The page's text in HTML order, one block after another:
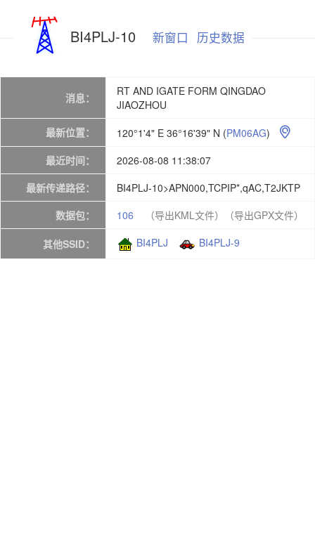
BI4PLJ-10 新窗口 历史数据
消息：
RT AND IGATE FORM QINGDAO
JIAOZHOU
最新位置：
120°1'4" E 36°16'39" N (PM06AG) 
最近时间：
2026-08-08 11:38:07
最新传递路径：
BI4PLJ-10>APN000,TCPIP*,qAC,T2JKTP
数据包：
106 （导出KML文件） （导出GPX文件）
其他SSID： BI4PLJ BI4PLJ-9